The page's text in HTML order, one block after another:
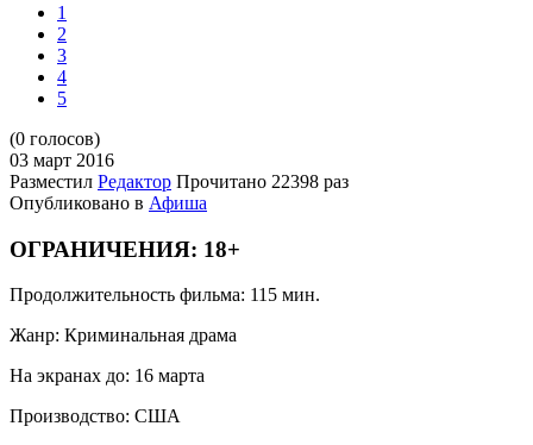
1
2
3
4
5
(0 голосов)
03 март 2016
Разместил Редактор Прочитано 22398 раз
Опубликовано в Афиша
ОГРАНИЧЕНИЯ: 18+
Продолжительность фильма: 115 мин.
Жанр: Криминальная драма
На экранах до: 16 марта
Производство: США